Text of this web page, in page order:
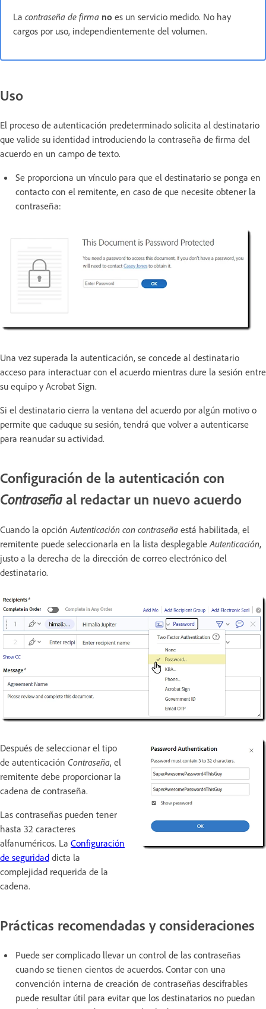
La contraseña de firma no es un servicio medido. No hay
cargos por uso, independientemente del volumen.
Uso
El proceso de autenticación predeterminado solicita al destinatario
que valide su identidad introduciendo la contraseña de firma del
acuerdo en un campo de texto.
Se proporciona un vínculo para que el destinatario se ponga en
contacto con el remitente, en caso de que necesite obtener la
contraseña:
Una vez superada la autenticación, se concede al destinatario
acceso para interactuar con el acuerdo mientras dure la sesión entre
su equipo y Acrobat Sign.
Si el destinatario cierra la ventana del acuerdo por algún motivo o
permite que caduque su sesión, tendrá que volver a autenticarse
para reanudar su actividad.
Configuración de la autenticación con
Contraseña al redactar un nuevo acuerdo
Cuando la opciónAutenticación con contraseña está habilitada, el
remitente puede seleccionarla en la lista desplegableAutenticación,
justo a la derecha de la dirección de correo electrónico del
destinatario.
Después de seleccionar el tipo
de autenticación Contraseña, el
remitente debe proporcionar la
cadena de contraseña.
Las contraseñas pueden tener
hasta 32 caracteres
alfanuméricos. La Configuración
de seguridad dicta la
complejidad requerida de la
cadena.
Prácticas recomendadas y consideraciones
Puede ser complicado llevar un control de las contraseñas
cuando se tienen cientos de acuerdos. Contar con una
convención interna de creación de contraseñas descifrables
puede resultar útil para evitar que los destinatarios no puedan